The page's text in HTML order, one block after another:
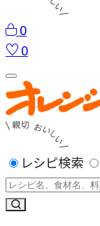
0
0
レシピ検索